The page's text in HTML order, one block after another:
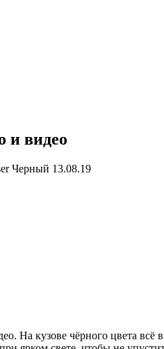
и видео
Черный 13.08.19
На кузове чёрного цвета